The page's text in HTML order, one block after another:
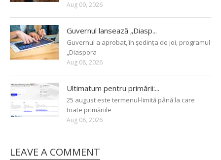
Aug 09, 2026
Guvernul lansează „Diasp...
Guvernul a aprobat, în ședința de joi, programul
„Diaspora
Aug 08, 2026
Ultimatum pentru primării:...
25 august este termenul-limită până la care
toate primăriile
Aug 08, 2026
LEAVE A COMMENT